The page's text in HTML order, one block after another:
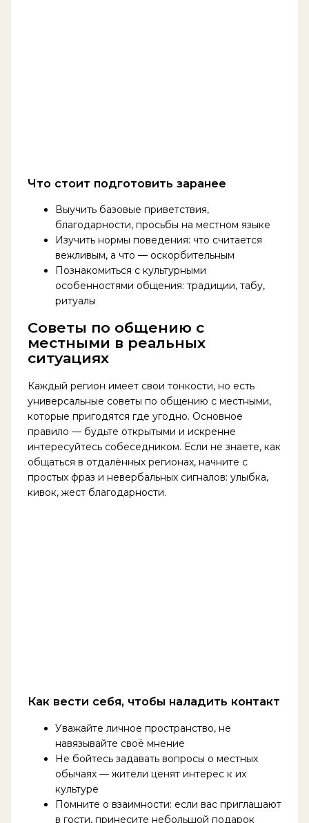
Что стоит подготовить заранее
Выучить базовые приветствия,
благодарности, просьбы на местном языке
Изучить нормы поведения: что считается
вежливым, а что — оскорбительным
Познакомиться с культурными
особенностями общения: традиции, табу,
ритуалы
Советы по общению с
местными в реальных
ситуациях
Каждый регион имеет свои тонкости, но есть
универсальные советы по общению с местными,
которые пригодятся где угодно. Основное
правило — будьте открытыми и искренне
интересуйтесь собеседником. Если не знаете, как
общаться в отдалённых регионах, начните с
простых фраз и невербальных сигналов: улыбка,
кивок, жест благодарности.
Как вести себя, чтобы наладить контакт
Уважайте личное пространство, не
навязывайте своё мнение
Не бойтесь задавать вопросы о местных
обычаях — жители ценят интерес к их
культуре
Помните о взаимности: если вас приглашают
в гости, принесите небольшой подарок